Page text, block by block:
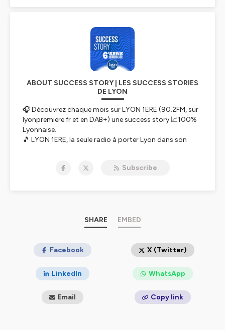
ABOUT SUCCESS STORY | LES SUCCESS STORIES
DE LYON
🎧 Découvrez chaque mois sur LYON 1ERE (90.2FM, sur
lyonpremiere.fr et en DAB+) une success story 📈100%
Lyonnaise.
🎵 LYON 1ERE, la seule radio à porter Lyon dans son
ont marqué Lyon.
Hébergé par Ausha. Visitez
ausha.co/politique-de-
pour plus d'informations.
Subscribe
SHARE EMBED
Facebook X (Twitter)
LinkedIn WhatsApp
Email Copy link